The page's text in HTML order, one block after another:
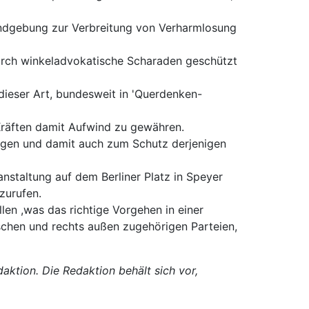
zur Verbreitung von Verharmlosung
winkeladvokatische Scharaden geschützt
Art, bundesweit in 'Querdenken-
damit Aufwind zu gewähren.
und damit auch zum Schutz derjenigen
auf dem Berliner Platz in Speyer
,was das richtige Vorgehen in einer
und rechts außen zugehörigen Parteien,
Die Redaktion behält sich vor,